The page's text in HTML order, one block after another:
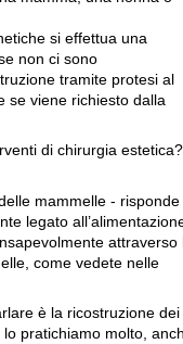
si effettua una
non ci sono
tramite protesi al
se viene richiesto dalla
di chirurgia
mammelle - risponde
legato
attraverso
come vedete nelle
è la ricostruzione dei
lo pratichiamo molto,